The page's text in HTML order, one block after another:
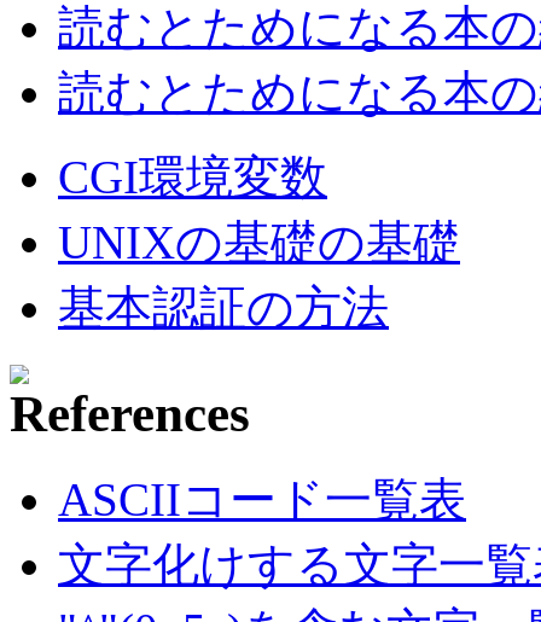
読むとためになる本
読むとためになる本
CGI環境変数
UNIXの基礎の基礎
基本認証の方法
ASCIIコード一覧表
文字化けする文字一